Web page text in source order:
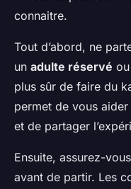
connaitre.
Tout d’abord, ne
un adulte réservé
plus sûr de faire du
permet de vous
et de partager
Ensuite, assurez-
avant de partir. Les